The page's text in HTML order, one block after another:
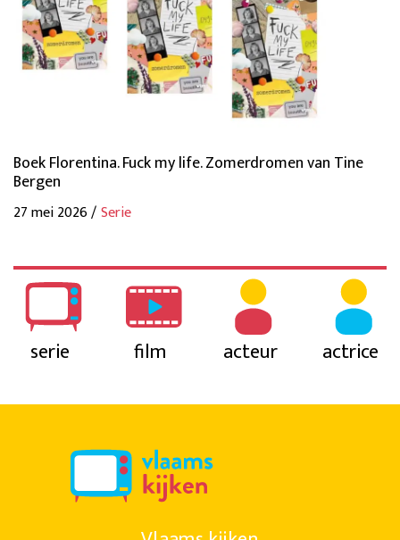
Boek Florentina. Fuck my life. Zomerdromen van Tine
Bergen
27 mei 2026 /Serie
serie film acteur actrice